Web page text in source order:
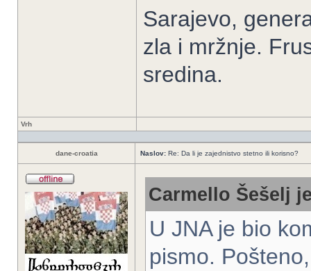
Sarajevo,
zla i mržnje.
sredina.
Vrh
dane-croatia Naslov: Re: Da li je zajednistvo stetno ili korisno?
Carmello Šešelj
U JNA je bio
pismo.